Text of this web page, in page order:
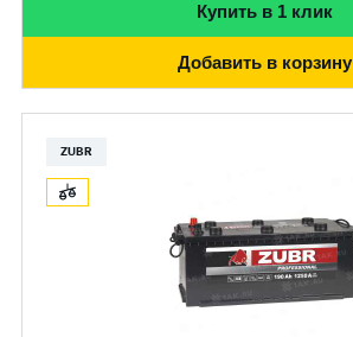
Купить в 1 клик
Добавить в корзину
ZUBR